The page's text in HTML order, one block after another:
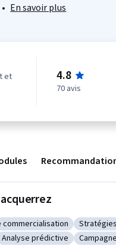
• En savoir plus
et
4.8
70 avis
: Canal de
commercialisation
naturel
Catégorie : Analyse
Analyse prédictive